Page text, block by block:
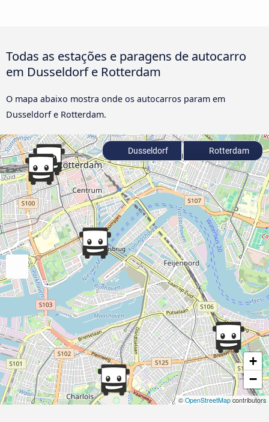
Todas as estações e paragens de autocarro
em Dusseldorf e Rotterdam
O mapa abaixo mostra onde os autocarros param em
Dusseldorf e Rotterdam.
+
−
© OpenStreetMapcontributors
Dusseldorf Rotterdam